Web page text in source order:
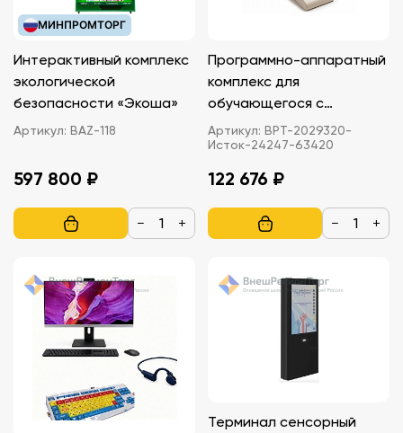
МИНПРОМТОРГ
Интерактивный комплекс
экологической
безопасности «Экоша»
Артикул: BAZ-118
597 800 ₽
− +
Программно-аппаратный
комплекс для
обучающегося с
нарушениями опорно-
двигательного аппарата
Артикул: ВРТ-2029320-
Исток-24247-63420
122 676 ₽
− +
Терминал сенсорный